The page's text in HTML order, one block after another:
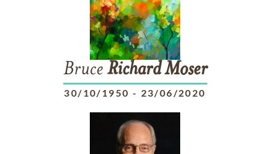
Bruce Richard Moser
30/10/1950 - 23/06/2020